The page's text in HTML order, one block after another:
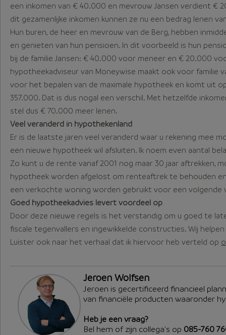
een inkomen van € 40.000 en mevrouw Jansen verdient €
dit gezamenlijke inkomen kunnen ze nu een bedrag lenen
Hun buren, de heer en mevrouw van de Berg, hebben
en genieten van hun pensioen. In dit voorbeeld is hun
bij de familie Jansen: € 40.000 voor meneer en € 20.000
hypotheekadviseur van Moneywise maakt ook voor familie
voor het bepalen van de maximale hypotheek en komt uit
357.000. Dat is dus nogal een verschil. Met hetzelfde
stel dus € 70.000 meer lenen.
Veel veranderd in hypothekenland
Er is de laatste jaren veel veranderd waar u rekening mee
een nieuwe hypotheek wil afsluiten. Ik noem even aantal
Zo kunt u de rente vanaf 2001 nog maar 30 jaar aftrekken,
hypotheek worden afgelost om renteaftrek te behouden
een verkochte woning worden gebruikt voor een volgende
Goed hypotheekadvies levert voordeel op
Door deze nieuwe regels is het verstandig om u goed te
fiscale tegenvallers en ingewikkelde constructies. Wij helpen
Luister ook naar het verhaal dat ik hiervoor heb verteld op
Jeroen Wolfsen
Jeroen is gecertificeerd financieel
van financiële producten waaronder
Heb je een vraag?
Bel hem of zijn collega's op 085-760